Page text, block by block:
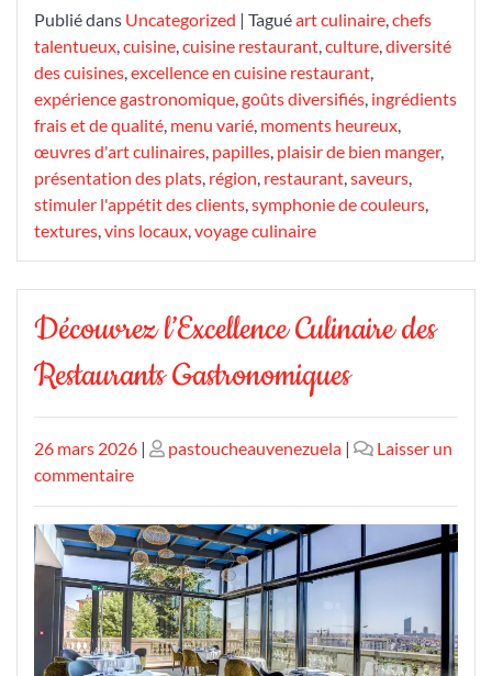
Publié dans Uncategorized | Taguéart culinaire,chefs
talentueux,cuisine,cuisine restaurant,culture,diversité
des cuisines,excellence en cuisine restaurant,
expérience gastronomique,goûts diversifiés, ingrédients
frais et de qualité, menu varié, moments heureux,
œuvres d'art culinaires, papilles, plaisir de bien manger,
présentation des plats, région, restaurant,saveurs,
stimuler l'appétit des clients,symphonie de couleurs,
textures,vins locaux,voyage culinaire
Découvrez l’Excellence Culinaire des
Restaurants Gastronomiques
Publié
le
26 mars 2026 | Publié
pastoucheauvenezuela |
Laisser un
commentairesur
l’Excellence
Culinaire
des
Restaurants
Gastronomiques